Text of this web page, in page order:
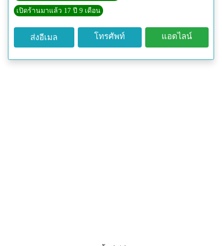
เปิดร้านมาแล้ว 17 ปี 9 เดือน
ส่งอีเมล โทรศัพท์ แอดไลน์